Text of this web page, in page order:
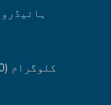
500 کلوگرام (1100 پونڈ۔) کینچی لفٹ